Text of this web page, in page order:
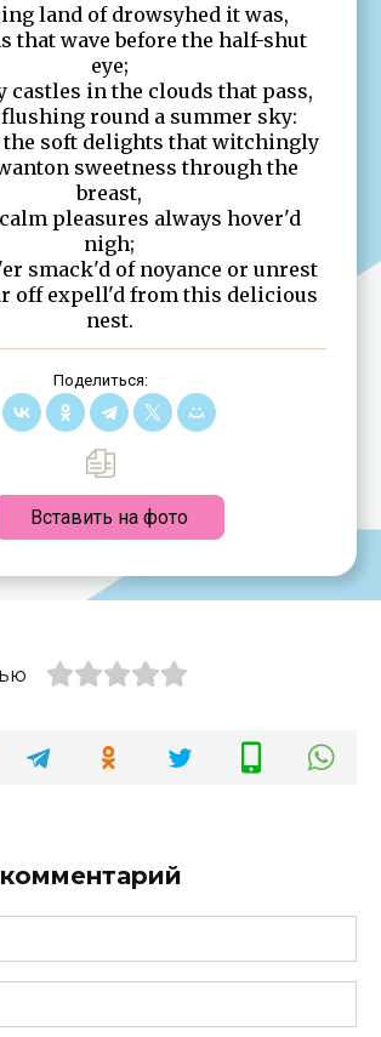
land of drowsyhed it was,
that wave before the half-shut
eye;
castles in the clouds that pass,
round a summer sky:
the soft delights that witchingly
sweetness through the
breast,
pleasures always hover'd
nigh;
smack'd of noyance or unrest
off expell'd from this delicious
nest.
Поделиться:
Вставить на фото